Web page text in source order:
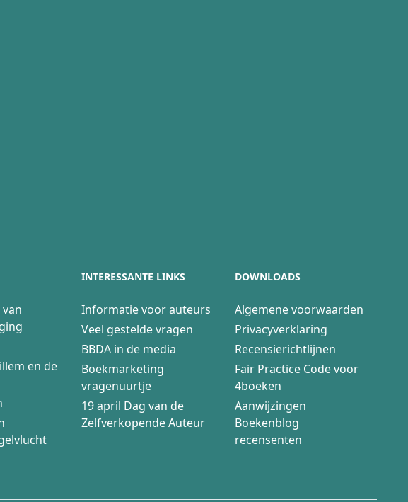
en de
INTERESSANTE LINKS
Informatie voor auteurs
Veel gestelde vragen
BBDA in de media
Boekmarketing
vragenuurtje
19 april Dag van de
Zelfverkopende Auteur
DOWNLOADS
Algemene voorwaarden
Privacyverklaring
Recensierichtlijnen
Fair Practice Code voor
4boeken
Aanwijzingen
Boekenblog
recensenten